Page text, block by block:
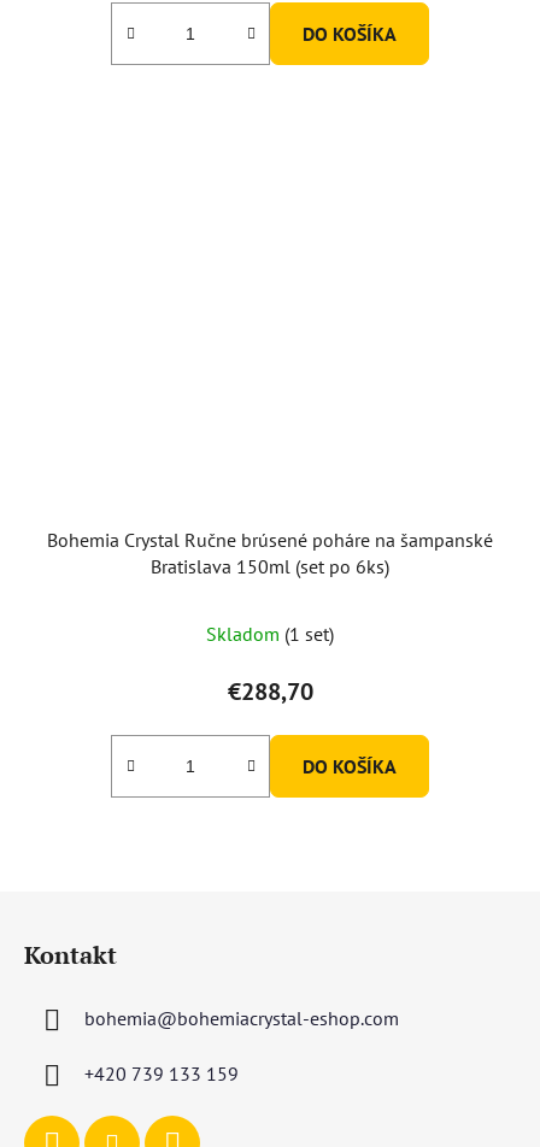
DO KOŠÍKA
Bohemia Crystal Ručne brúsené poháre na šampanské
Bratislava 150ml (set po 6ks)
Skladom (1 set)
€288,70
DO KOŠÍKA
Kontakt
bohemia@bohemiacrystal-eshop.com
+420 739 133 159